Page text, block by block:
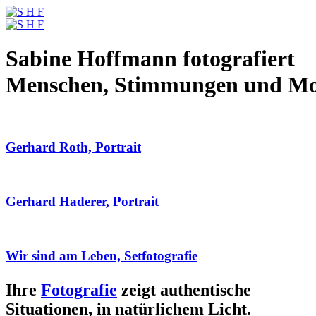
Sabine Hoffmann fotografiert
Menschen, Stimmungen und
Gerhard Roth, Portrait
Gerhard Haderer, Portrait
Wir sind am Leben, Setfotografie
Ihre Fotografie zeigt authentische
Situationen, in natürlichem Licht.